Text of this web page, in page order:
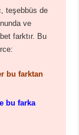
teşebbüs de
ve
farktır. Bu
bu farktan
bu farka